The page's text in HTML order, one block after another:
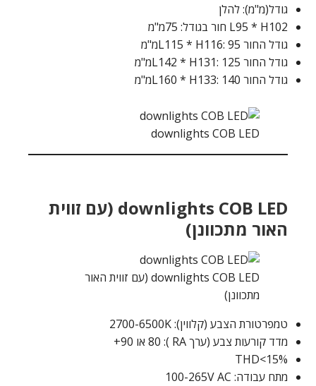
גודל(מ"מ): להלן
L95 * H102 חור בגודל: 75מ"מ
גודל החור L115 * H116: 95מ"מ
גודל החור L142 * H131: 125מ"מ
גודל החור L160 * H133: 140מ"מ
downlights COB LED
downlights COB LED (עם זווית
האור מתכוונן)
downlights COB LED (עם זווית האור
מתכוונן)
טמפרטורת הצבע (קלווין): 2700-6500K
מדד קורעות צבע (ערך RA ): 80 או 90+
THD<15%
מתח עבודה: 100-265V AC